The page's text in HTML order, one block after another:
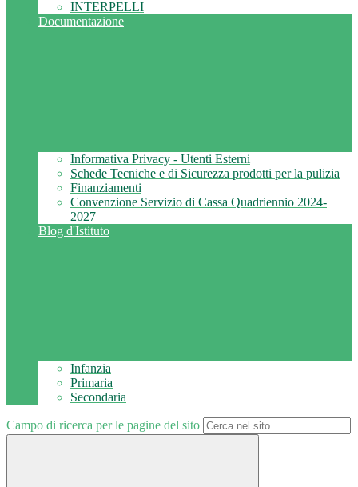
INTERPELLI
Documentazione
Informativa Privacy - Utenti Esterni
Schede Tecniche e di Sicurezza prodotti per la pulizia
Finanziamenti
Convenzione Servizio di Cassa Quadriennio 2024-
2027
Blog d'Istituto
Infanzia
Primaria
Secondaria
Campo di ricerca per le pagine del sito